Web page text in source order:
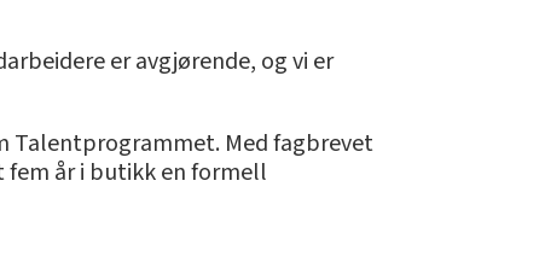
er avgjørende, og vi er
Talentprogrammet. Med fagbrevet
år i butikk en formell